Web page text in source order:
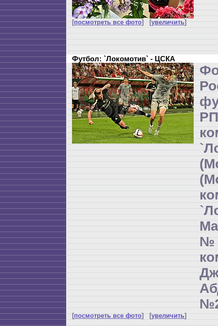
[посмотреть все фото] [увеличить]
Футбол: `Локомотив` - ЦСКА
[посмотреть все фото] [увеличить]